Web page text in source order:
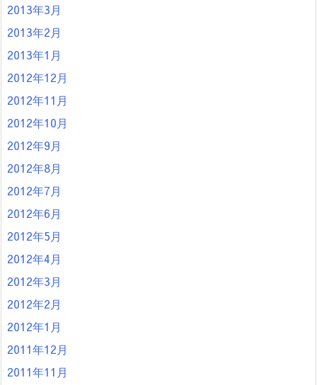
2013年3月
2013年2月
2013年1月
2012年12月
2012年11月
2012年10月
2012年9月
2012年8月
2012年7月
2012年6月
2012年5月
2012年4月
2012年3月
2012年2月
2012年1月
2011年12月
2011年11月